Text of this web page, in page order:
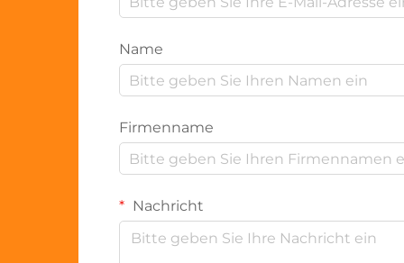
Name
Firmenname
Nachricht